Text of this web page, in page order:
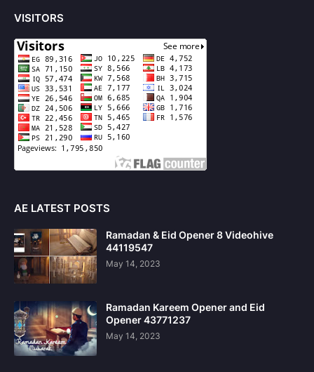
VISITORS
AE LATEST POSTS
Ramadan & Eid Opener 8 Videohive
44119547
May 14, 2023
Ramadan Kareem Opener and Eid
Opener 43771237
May 14, 2023